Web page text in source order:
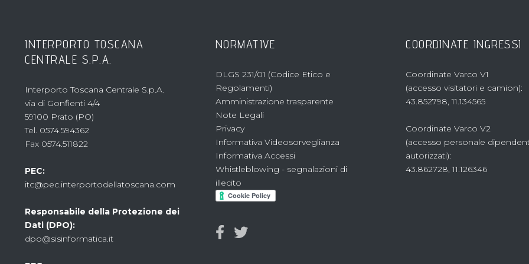
INTERPORTO TOSCANA
CENTRALE S.P.A.
Interporto Toscana Centrale S.p.A.
via di Gonfienti 4/4
59100 Prato (PO)
Tel. 0574.594362
Fax 0574.511822
PEC:
itc@pec.interportodellatoscana.com
Responsabile della Protezione dei
Dati (DPO):
dpo@sisinformatica.it
NORMATIVE
DLGS 231/01 (Codice Etico e
Regolamenti)
Amministrazione trasparente
Note Legali
Privacy
Informativa Videosorveglianza
Informativa Accessi
Whistleblowing - segnalazioni di
illecito
COORDINATE INGRESSI
Coordinate Varco V1
(accesso visitatori e camion):
43.852798, 11.134565
Coordinate Varco V2
(accesso personale
autorizzati):
43.862728, 11.126346